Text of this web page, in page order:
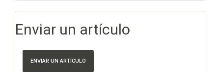
Enviar un artículo
ENVIAR UN ARTÍCULO